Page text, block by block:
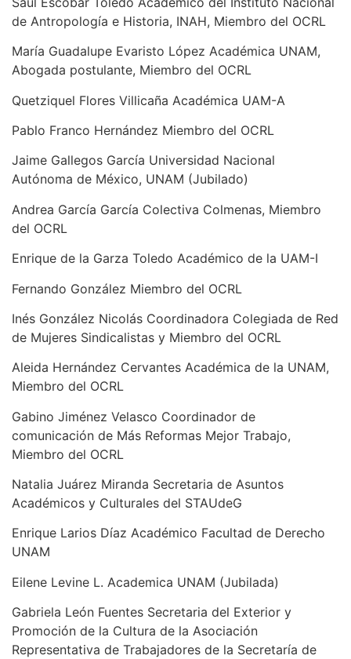
de Antropología e Historia, INAH, Miembro del OCRL
María Guadalupe Evaristo López Académica UNAM,
Abogada postulante, Miembro del OCRL
Quetziquel Flores Villicaña Académica UAM-A
Pablo Franco Hernández Miembro del OCRL
Jaime Gallegos García Universidad Nacional
Autónoma de México, UNAM (Jubilado)
Andrea García García Colectiva Colmenas, Miembro
del OCRL
Enrique de la Garza Toledo Académico de la UAM-I
Fernando González Miembro del OCRL
Inés González Nicolás Coordinadora Colegiada de Red
de Mujeres Sindicalistas y Miembro del OCRL
Aleida Hernández Cervantes Académica de la UNAM,
Miembro del OCRL
Gabino Jiménez Velasco Coordinador de
comunicación de Más Reformas Mejor Trabajo,
Miembro del OCRL
Natalia Juárez Miranda Secretaria de Asuntos
Académicos y Culturales del STAUdeG
Enrique Larios Díaz Académico Facultad de Derecho
UNAM
Eilene Levine L. Academica UNAM (Jubilada)
Gabriela León Fuentes Secretaria del Exterior y
Promoción de la Cultura de la Asociación
Representativa de Trabajadores de la Secretaría de